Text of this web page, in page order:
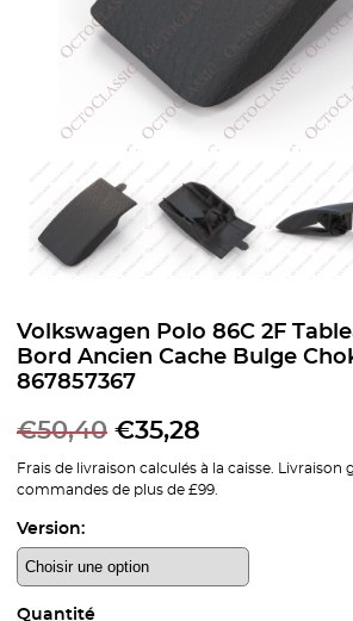
Volkswagen Polo 86C 2F
Bord Ancien Cache Bulge
867857367
€50,40 €35,28
Frais de livraison calculés à la caisse. Livraison
commandes de plus de £99.
Version:
Quantité